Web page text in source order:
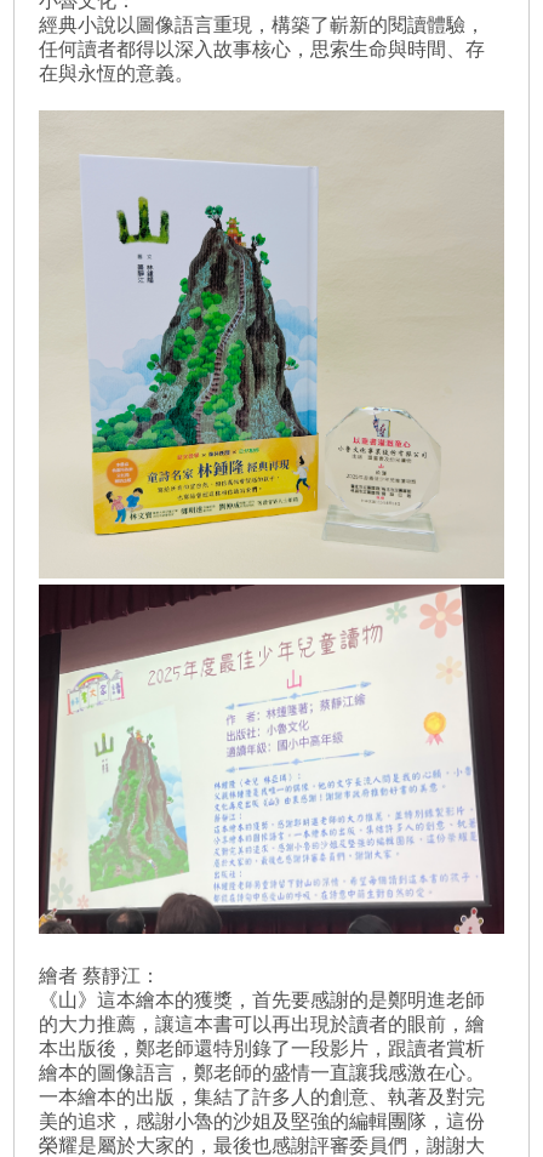
經典小說以圖像語言重現，構築了嶄新的閱讀體驗，
任何讀者都得以深入故事核心，思索生命與時間、存
在與永恆的意義。
繪者 蔡靜江：
《山》這本繪本的獲獎，首先要感謝的是鄭明進老師
的大力推薦，讓這本書可以再出現於讀者的眼前，繪
本出版後，鄭老師還特別錄了一段影片，跟讀者賞析
繪本的圖像語言，鄭老師的盛情一直讓我感激在心。
一本繪本的出版，集結了許多人的創意、執著及對完
美的追求，感謝小魯的沙姐及堅強的編輯團隊，這份
榮耀是屬於大家的，最後也感謝評審委員們，謝謝大